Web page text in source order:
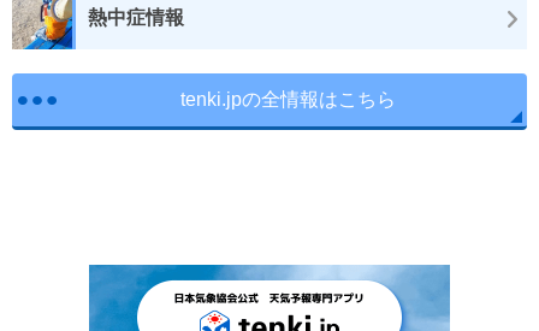
熱中症情報
tenki.jpの全情報はこちら